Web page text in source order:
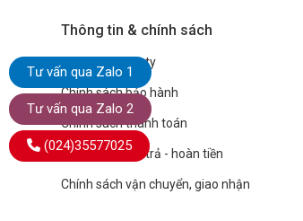
Thông tin & chính sách
Giới thiệu công ty
Chính sách bảo hành
Chính sách thanh toán
Chính sách đổi trả - hoàn tiền
Chính sách vận chuyển, giao nhận
Tư vấn qua Zalo 1
Tư vấn qua Zalo 2
(024)35577025